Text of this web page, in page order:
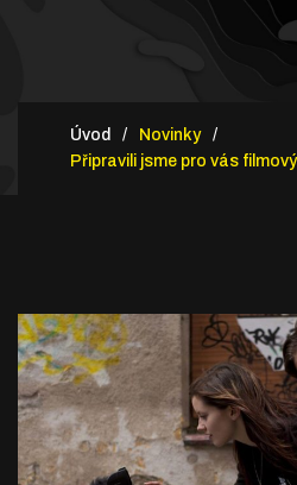
Úvod
Novinky
Připravili jsme pro vás